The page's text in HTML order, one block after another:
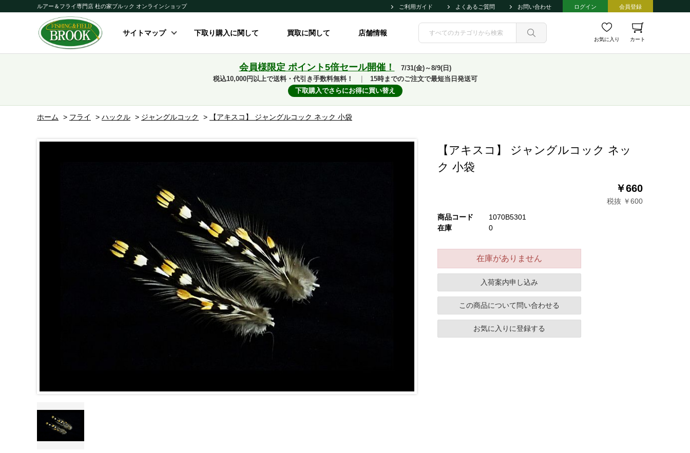
ルアー＆フライ専門店 杜の家ブルック オンラインショップ ご利用ガイド よくあるご質問 お問い合わせ ログイン 会員登録
サイトマップ 下取り購入に関して 買取に関して 店舗情報
お気に入り カート
会員様限定 ポイント5倍セール開催！
7/31(金)～8/9(日)
税込10,000円以上で送料・代引き手数料無料！
15時までのご注文で最短当日発送可
下取購入でさらにお得に買い替え
ホーム > フライ > ハックル > ジャングルコック > 【アキスコ】 ジャングルコック ネック 小袋
【アキスコ】 ジャングルコック ネッ
ク 小袋
￥660
税抜 ￥600
商品コード
1070B5301
在庫
0
在庫がありません
入荷案内申し込み
この商品について問い合わせる
お気に入りに登録する